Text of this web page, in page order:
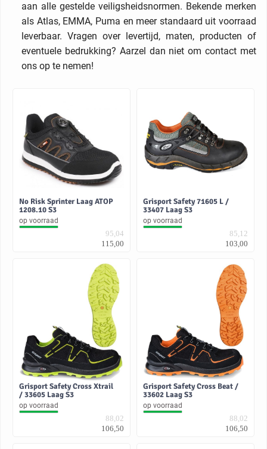
aan alle gestelde veiligsheidsnormen. Bekende merken
als Atlas, EMMA, Puma en meer standaard uit voorraad
leverbaar. Vragen over levertijd, maten, producten of
eventuele bedrukking? Aarzel dan niet om contact met
ons op te nemen!
No Risk Sprinter Laag ATOP
1208.10 S3
op voorraad
95,04
115,00
Grisport Safety 71605 L /
33407 Laag S3
op voorraad
85,12
103,00
Grisport Safety Cross Xtrail
/ 33605 Laag S3
op voorraad
88,02
106,50
Grisport Safety Cross Beat /
33602 Laag S3
op voorraad
88,02
106,50